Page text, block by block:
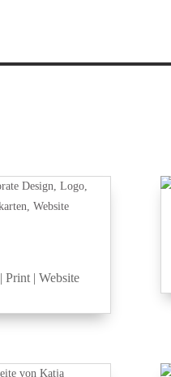
|Print |Website